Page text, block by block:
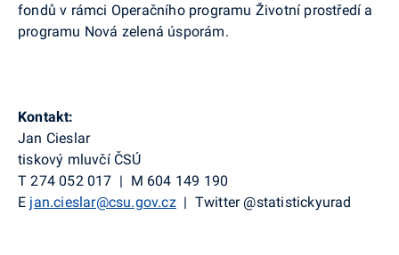
fondů v rámci Operačního programu Životní prostředí a
programu Nová zelená úsporám.
Kontakt:
Jan Cieslar
tiskový mluvčí ČSÚ
T 274 052 017 | M 604 149 190
E jan.cieslar@csu.gov.cz | Twitter@statistickyurad